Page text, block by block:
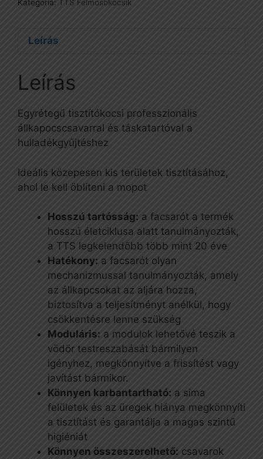
Kategória: TTS Felmosókocsik
Leírás
Leírás
Egyrétegű tisztítókocsi professzionális
állkapocscsavarral és táskatartóval a
hulladékgyűjtéshez
Ideális közepesen kis területek tisztításához,
ahol le kell öblíteni a mopot
Hosszú tartósság: a facsarót a termék
hosszú életciklusa alatt tanulmányozták,
a TTS legkelendőbb több mint 20 éve
Hatékony: a facsarót olyan
mechanizmussal tanulmányozták, amely
az állkapcsokat az aljára hozza,
biztosítva a teljesítményt anélkül, hogy
csökkentésre lenne szükség
Moduláris: a modulok lehetővé teszik a
vödör testreszabását bármilyen
igényhez, megkönnyítve a frissítést vagy
javítást bármikor.
Könnyen karbantartható: a sima
felületek és az üregek hiánya megkönnyíti
a tisztítást és garantálja a magas szintű
higiéniát
Könnyen összeszerelhető: csavarok